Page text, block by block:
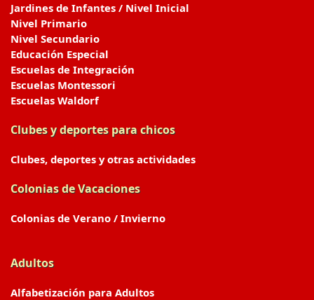
Jardines de Infantes / Nivel Inicial
Nivel Primario
Nivel Secundario
Educación Especial
Escuelas de Integración
Escuelas Montessori
Escuelas Waldorf
Clubes y deportes para chicos
Clubes, deportes y otras actividades
Colonias de Vacaciones
Colonias de Verano / Invierno
Adultos
Alfabetización para Adultos